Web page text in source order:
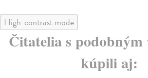
High-contrast mode
Čitatelia s podobným
kúpili aj: